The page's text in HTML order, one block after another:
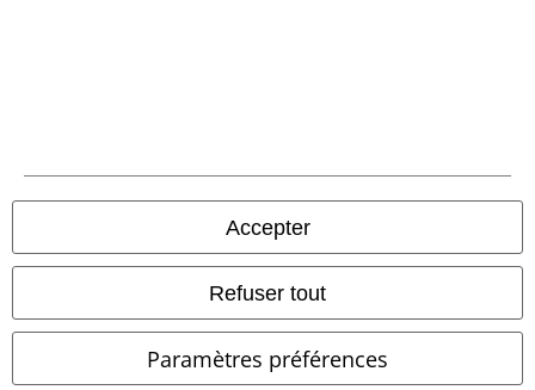
Accepter
Refuser tout
Paramètres préférences
Tous nos prix sont T.T.C. Cependant, ils ne comprennent pasles frais
© 1986-2026 Large Popmerchandising BV